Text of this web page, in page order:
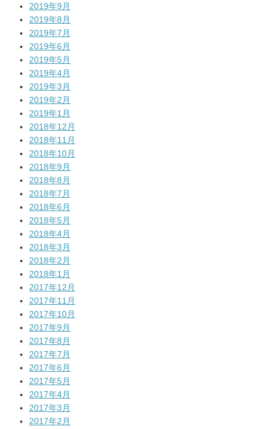
2019年9月
2019年8月
2019年7月
2019年6月
2019年5月
2019年4月
2019年3月
2019年2月
2019年1月
2018年12月
2018年11月
2018年10月
2018年9月
2018年8月
2018年7月
2018年6月
2018年5月
2018年4月
2018年3月
2018年2月
2018年1月
2017年12月
2017年11月
2017年10月
2017年9月
2017年8月
2017年7月
2017年6月
2017年5月
2017年4月
2017年3月
2017年2月